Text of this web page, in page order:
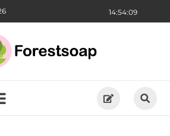
14:54:10